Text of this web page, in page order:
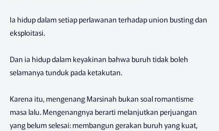
Ia hidup dalam setiap perlawanan terhadap union busting dan
eksploitasi.
Dan ia hidup dalam keyakinan bahwa buruh tidak boleh
selamanya tunduk pada ketakutan.
Karena itu, mengenang Marsinah bukan soal romantisme
masa lalu. Mengenangnya berarti melanjutkan perjuangan
yang belum selesai: membangun gerakan buruh yang kuat,